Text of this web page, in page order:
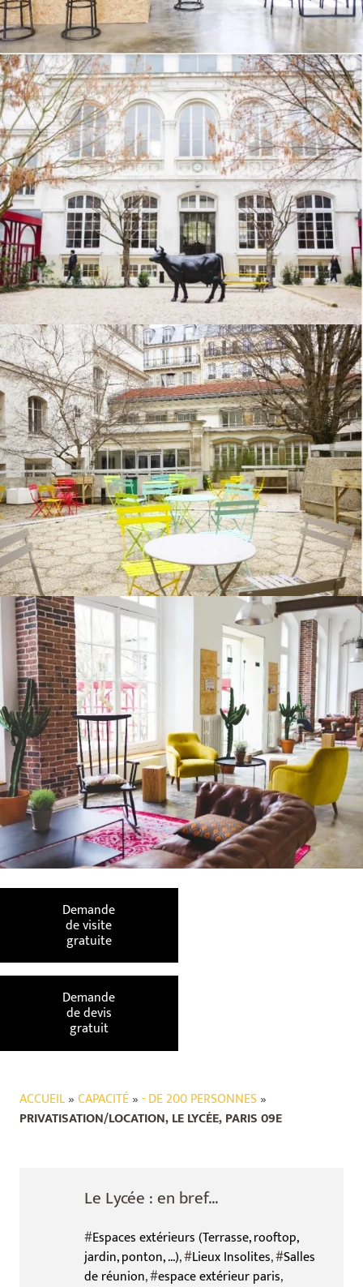
Demande
de visite
gratuite
Demande
de devis
gratuit
ACCUEIL»CAPACITÉ»- DE 200 PERSONNES»
PRIVATISATION/LOCATION, LE LYCÉE, PARIS 09E
Le Lycée : en bref...
#Espaces extérieurs (Terrasse, rooftop,
jardin, ponton, ...), #Lieux Insolites, #Salles
de réunion, #espace extérieur paris,